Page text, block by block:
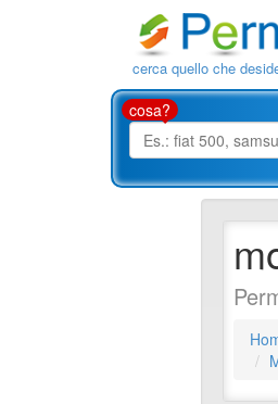
cerca quello che
cosa?